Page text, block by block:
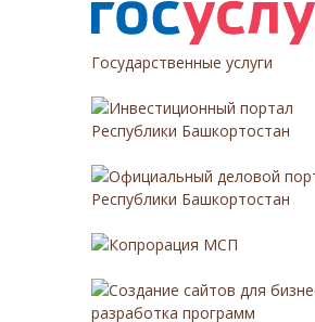
Государственные услуги
Инвестиционный портал
Республики Башкортостан
Официальный деловой
Республики Башкортостан
Копрорация МСП
Создание сайтов для
разработка программ